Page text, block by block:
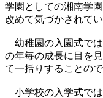
学園としての湘南学
改めて気づかされてい
幼稚園の入園式で
の年毎の成長に目を
て一括りすることの
小学校の入学式で